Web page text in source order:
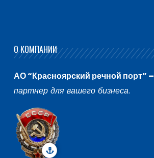
О КОМПАНИИ
АО “Красноярский речной порт” –
партнер для вашего бизнеса.